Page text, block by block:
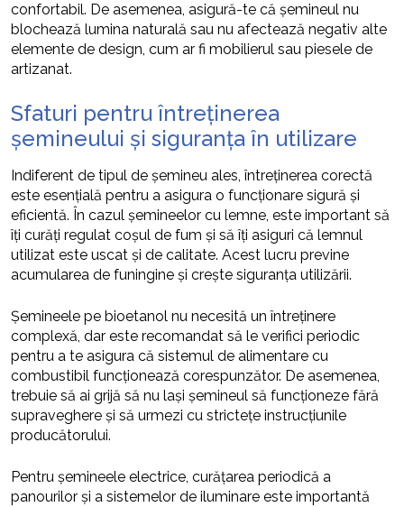
confortabil. De asemenea, asigură-te că șemineul nu
blochează lumina naturală sau nu afectează negativ alte
elemente de design, cum ar fi mobilierul sau piesele de
artizanat.
Sfaturi pentru întreținerea
șemineului și siguranța în utilizare
Indiferent de tipul de șemineu ales, întreținerea corectă
este esențială pentru a asigura o funcționare sigură și
eficientă. În cazul șemineelor cu lemne, este important să
îți curăți regulat coșul de fum și să îți asiguri că lemnul
utilizat este uscat și de calitate. Acest lucru previne
acumularea de funingine și crește siguranța utilizării.
Șemineele pe bioetanol nu necesită un întreținere
complexă, dar este recomandat să le verifici periodic
pentru a te asigura că sistemul de alimentare cu
combustibil funcționează corespunzător. De asemenea,
trebuie să ai grijă să nu lași șemineul să funcționeze fără
supraveghere și să urmezi cu strictețe instrucțiunile
producătorului.
Pentru șemineele electrice, curățarea periodică a
panourilor și a sistemelor de iluminare este importantă